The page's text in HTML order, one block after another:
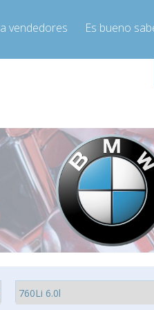
vendedores Es bueno
9:00 a De lunes a viernes